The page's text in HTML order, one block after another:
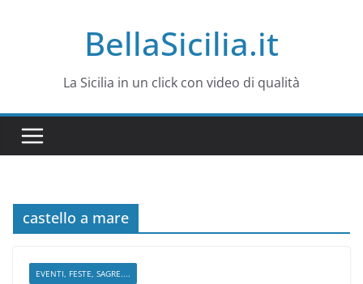
BellaSicilia.it
La Sicilia in un click con video di qualità
castello a mare
EVENTI, FESTE, SAGRE....